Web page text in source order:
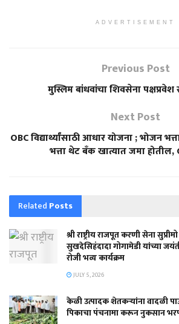
ADVERTISEMENT
Previous Post
मुस्लिम बांधवांचा शिवसेना पक्षप्रवेश
Next Post
OBC विद्यार्थ्यांसाठी आधार योजना ; भोजन
भत्ता थेट बँक खात्यात जमा होतील,
Related Posts
श्री राष्ट्रीय राजपूत करणी सेना
सुखदेसिहंदादा गोगामेडी यांच्या
रोजी भव्य कार्यक्रम
JULY 5, 2026
केळी उत्पादक शेतकऱ्यांना वादळी
पिकाचा पंचनामा करून नुकसान